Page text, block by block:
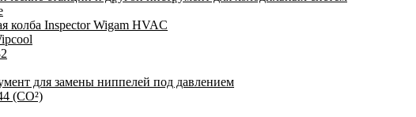
колба Inspector Wigam HVAC
для замены ниппелей под давлением
(CO²)